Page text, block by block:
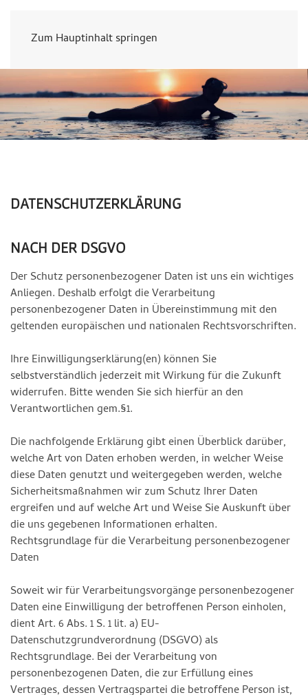
Zum Hauptinhalt springen
DATENSCHUTZERKLÄRUNG
NACH DER DSGVO
Der Schutz personenbezogener Daten ist uns ein wichtiges
Anliegen. Deshalb erfolgt die Verarbeitung
personenbezogener Daten in Übereinstimmung mit den
geltenden europäischen und nationalen Rechtsvorschriften.
Ihre Einwilligungserklärung(en) können Sie
selbstverständlich jederzeit mit Wirkung für die Zukunft
widerrufen. Bitte wenden Sie sich hierfür an den
Verantwortlichen gem.§1.
Die nachfolgende Erklärung gibt einen Überblick darüber,
welche Art von Daten erhoben werden, in welcher Weise
diese Daten genutzt und weitergegeben werden, welche
Sicherheitsmaßnahmen wir zum Schutz Ihrer Daten
ergreifen und auf welche Art und Weise Sie Auskunft über
die uns gegebenen Informationen erhalten.
Rechtsgrundlage für die Verarbeitung personenbezogener
Daten
Soweit wir für Verarbeitungsvorgänge personenbezogener
Daten eine Einwilligung der betroffenen Person einholen,
dient Art. 6 Abs. 1 S. 1 lit. a) EU-
Datenschutzgrundverordnung (DSGVO) als
Rechtsgrundlage. Bei der Verarbeitung von
personenbezogenen Daten, die zur Erfüllung eines
Vertrages, dessen Vertragspartei die betroffene Person ist,